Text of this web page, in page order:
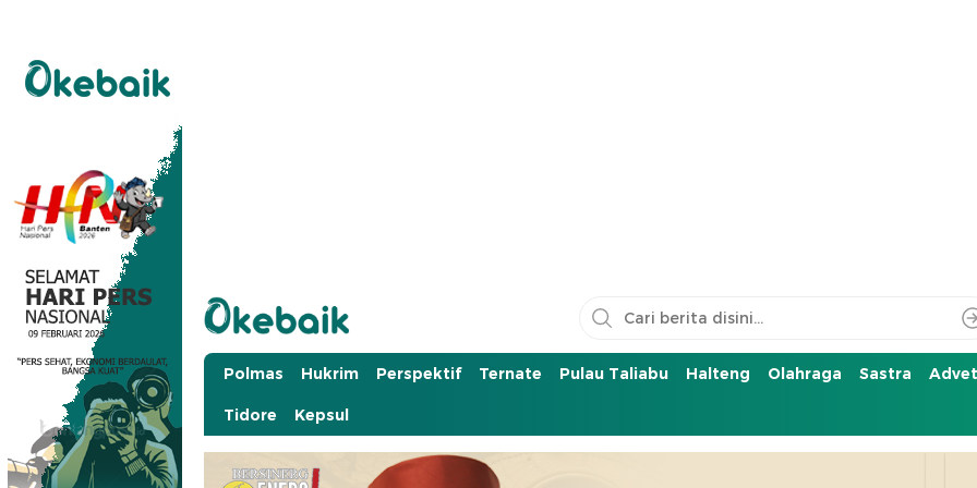
Okebaik.id
Baiknya Dibaca
Polmas Hukrim Perspektif Ternate Pulau Taliabu Halteng Olahraga Sastra
Tidore Kepsul